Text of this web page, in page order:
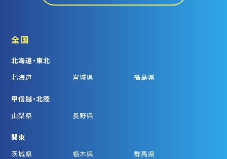
全国
北海道・東北
北海道
宮城県 福島県
甲信越・北陸
山梨県
長野県
関東
茨城県
栃木県
群馬県